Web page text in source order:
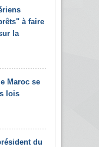
à faire
la
Maroc se
lois
du